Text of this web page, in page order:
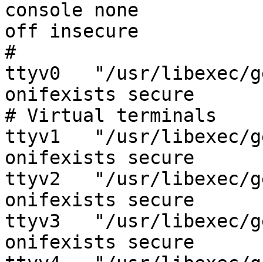
console	none				unknown
off insecure
#
ttyv0	"/usr/libexec/getty Pc"		xterm
onifexists secure
# Virtual terminals
ttyv1	"/usr/libexec/getty Pc"		xterm
onifexists secure
ttyv2	"/usr/libexec/getty Pc"		xterm
onifexists secure
ttyv3	"/usr/libexec/getty Pc"		xterm
onifexists secure